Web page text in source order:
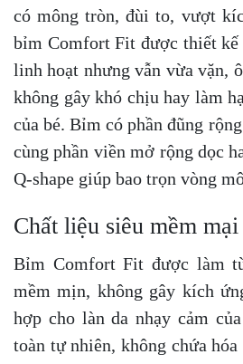
có mông tròn, đùi to, vượt
bỉm Comfort Fit được thiết kế
linh hoạt nhưng vẫn vừa vặn,
không gây khó chịu hay làm
của bé. Bỉm có phần đũng
cùng phần viền mở rộng dọc
Q-shape giúp bao trọn vòng
Chất liệu siêu mềm
Bỉm Comfort Fit được làm
mềm mịn, không gây kích
hợp cho làn da nhạy cảm
toàn tự nhiên, không chứa